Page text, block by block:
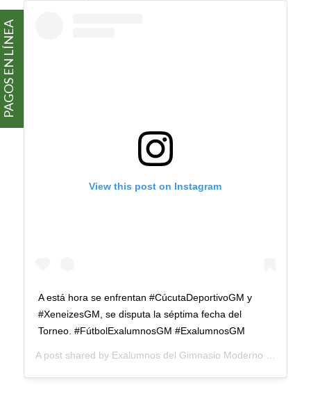
View this post on Instagram
A está hora se enfrentan #CúcutaDeportivoGM y
#XeneizesGM, se disputa la séptima fecha del
Torneo. #FútbolExalumnosGM #ExalumnosGM
A post shared by Exalumnos del Gimnasio Moderno
PAGOS EN LÍNEA